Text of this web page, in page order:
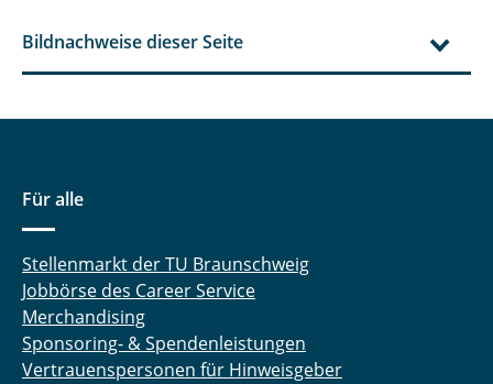
Bildnachweise dieser Seite
Für alle
Stellenmarkt der TU Braunschweig
Jobbörse des Career Service
Merchandising
Sponsoring- & Spendenleistungen
Vertrauenspersonen für Hinweisgeber